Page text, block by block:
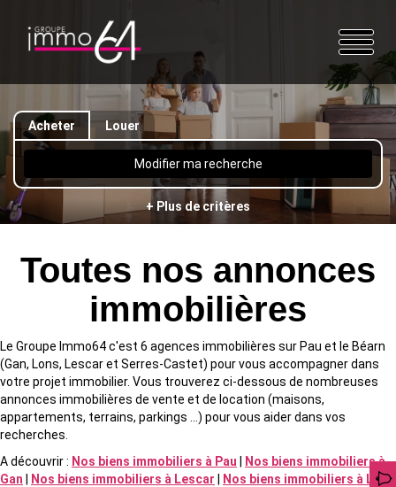
Acheter Louer
Modifier ma recherche
+ Plus de critères
Toutes nos annonces
immobilières
Le Groupe Immo64 c'est 6 agences immobilières sur Pau et le Béarn
(Gan, Lons, Lescar et Serres-Castet) pour vous accompagner dans
votre projet immobilier. Vous trouverez ci-dessous de nombreuses
annonces immobilières de vente et de location (maisons,
appartements, terrains, parkings ...) pour vous aider dans vos
recherches.
A découvrir : Nos biens immobiliers à Pau
Nos biens immobiliers à
Gan
Nos biens immobiliers à Lescar
Nos biens immobiliers à Lons